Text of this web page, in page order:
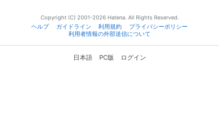
Copyright (C) 2001-2026 Hatena. All Rights Reserved.
ヘルプ
ガイドライン 利用規約
プライバシーポリシー
利用者情報の外部送信について
日本語 PC版 ログイン